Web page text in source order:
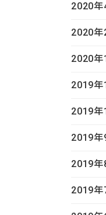
2020年
2020年
2020年
2019年
2019年
2019年
2019年
2019年